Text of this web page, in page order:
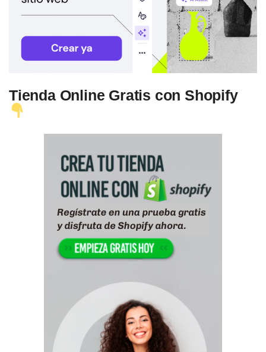
Tienda Online Gratis con Shopify